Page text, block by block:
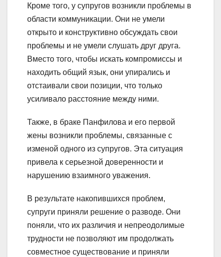
Кроме того, у супругов возникли проблемы в
области коммуникации. Они не умели
открыто и конструктивно обсуждать свои
проблемы и не умели слушать друг друга.
Вместо того, чтобы искать компромиссы и
находить общий язык, они упирались и
отстаивали свои позиции, что только
усиливало расстояние между ними.
Также, в браке Панфилова и его первой
жены возникли проблемы, связанные с
изменой одного из супругов. Эта ситуация
привела к серьезной доверенности и
нарушению взаимного уважения.
В результате накопившихся проблем,
супруги приняли решение о разводе. Они
поняли, что их различия и непреодолимые
трудности не позволяют им продолжать
совместное существование и приняли